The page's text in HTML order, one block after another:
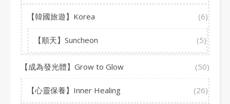
【韓國旅遊】Korea (6)
【順天】Suncheon (5)
【成為發光體】Grow to Glow (50)
【心靈保養】Inner Healing (26)